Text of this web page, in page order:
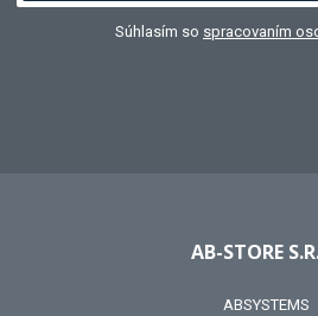
Súhlasím so spracovaním
AB-STORE
ABSYSTEMS